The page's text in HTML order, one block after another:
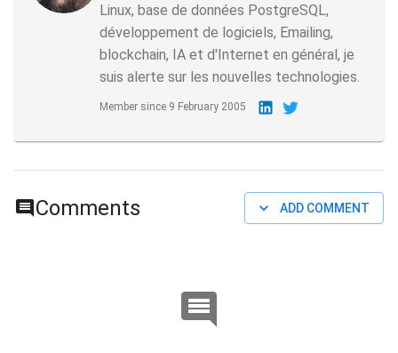
Linux, base de données PostgreSQL,
développement de logiciels, Emailing,
blockchain, IA et d'Internet en général, je
suis alerte sur les nouvelles technologies.
Member since 9 February 2005
Comments ADD COMMENT